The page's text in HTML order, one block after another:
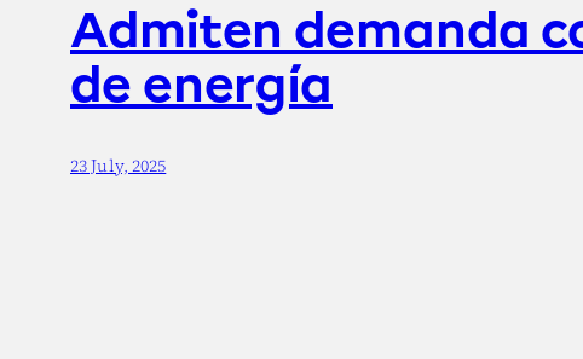
Admiten demanda
de energía
23 July, 2025